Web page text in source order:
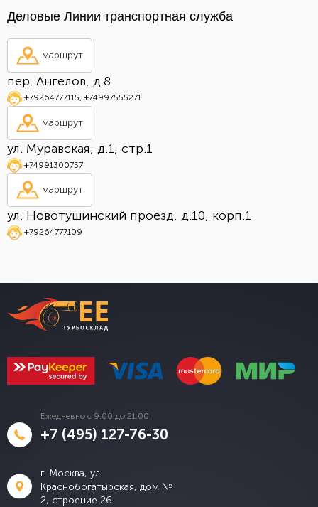
Деловые Линии транспортная служба
маршрут
пер. Ангелов, д.8
+79264777115, +74997555271
маршрут
ул. Муравская, д.1, стр.1
+74991300757
маршрут
ул. Новотушинский проезд, д.10, корп.1
+79264777109
Ежедневно с 9:00 до 21:00
+7 (495) 127-76-30
г. Москва, ул.
Краснобогатырская, дом №
2, строение 26.